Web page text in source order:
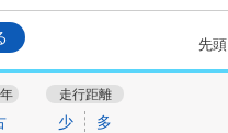
先頭
走行距離
少 多